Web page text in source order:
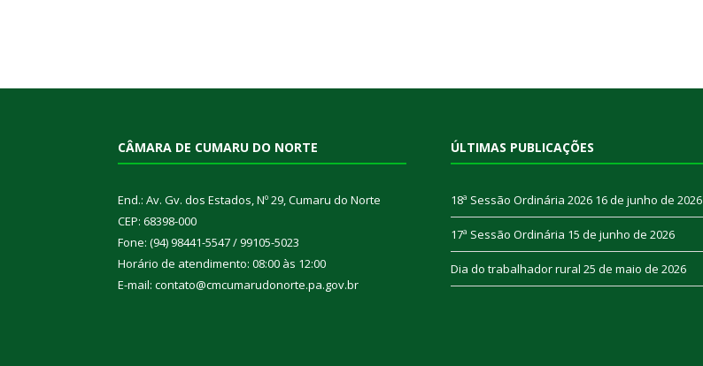
CÂMARA DE CUMARU DO NORTE
End.: Av. Gv. dos Estados, Nº 29, Cumaru do Norte
CEP: 68398-000
Fone: (94) 98441-5547 / 99105-5023
Horário de atendimento: 08:00 às 12:00
E-mail: contato@cmcumarudonorte.pa.gov.br
ÚLTIMAS PUBLICAÇÕES
18ª Sessão Ordinária 2026 16 de junho de 2026
17ª Sessão Ordinária 15 de junho de 2026
Dia do trabalhador rural 25 de maio de 2026